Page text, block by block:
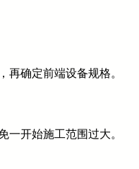
再确定前端设备规格。
一开始施工范围过大。